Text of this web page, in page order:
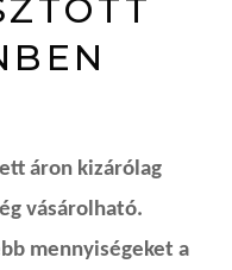
áron kizárólag
vásárolható.
mennyiségeket a